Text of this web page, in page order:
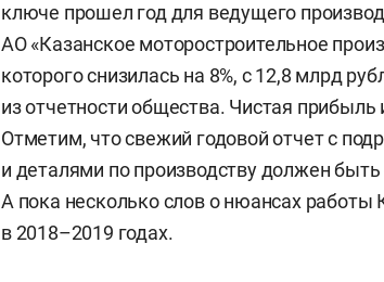
ключе прошел год для ведущего
АО «Казанское моторостроительное
которого снизилась на 8%, с 12,8 млрд
из отчетности общества. Чистая прибыль
Отметим, что свежий годовой отчет с
и деталями по производству должен
А пока несколько слов о нюансах
в 2018–2019 годах.